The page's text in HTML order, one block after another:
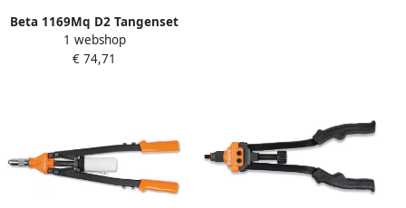
Beta 1169Mq D2 Tangenset
| 2-delig 011690152
1 webshop
€ 74,71